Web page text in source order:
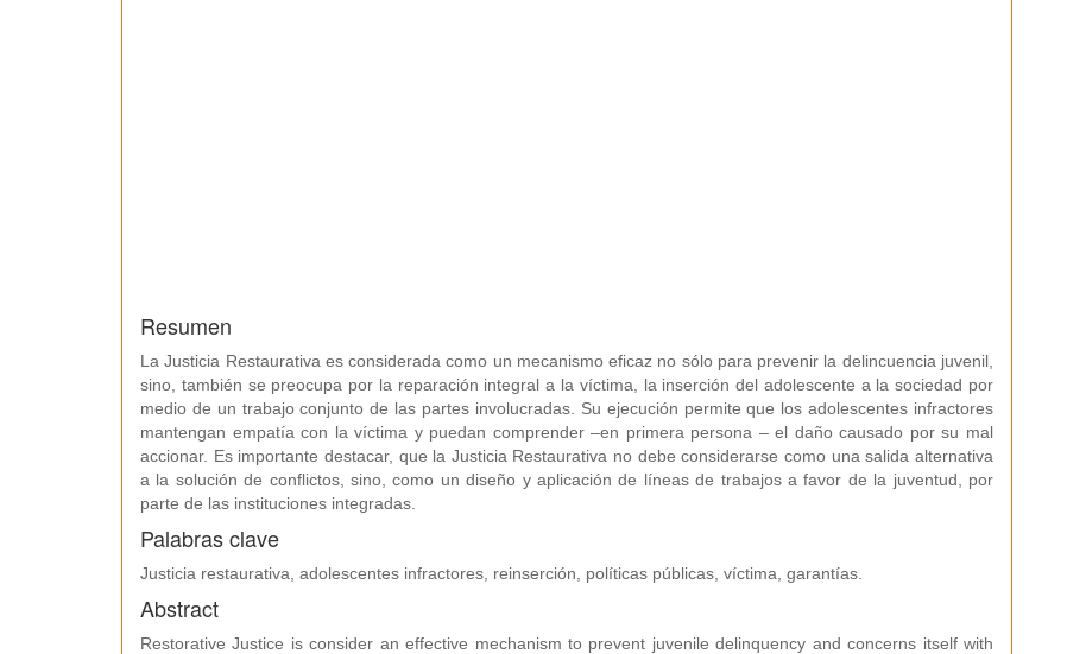
Resumen
La Justicia Restaurativa es considerada como un mecanismo eficaz no sólo para prevenir la delincuencia juvenil,
sino, también se preocupa por la reparación integral a la víctima, la inserción del adolescente a la sociedad por
medio de un trabajo conjunto de las partes involucradas. Su ejecución permite que los adolescentes infractores
mantengan empatía con la víctima y puedan comprender –en primera persona – el daño causado por su mal
accionar. Es importante destacar, que la Justicia Restaurativa no debe considerarse como una salida alternativa
a la solución de conflictos, sino, como un diseño y aplicación de líneas de trabajos a favor de la juventud, por
parte de las instituciones integradas.
Palabras clave
Justicia restaurativa, adolescentes infractores, reinserción, políticas públicas, víctima, garantías.
Abstract
Restorative Justice is consider an effective mechanism to prevent juvenile delinquency and concerns itself with